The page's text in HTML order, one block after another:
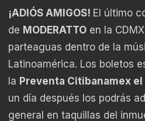
¡ADIÓS AMIGOS! El último
de MODERATTO en la
parteaguas dentro de la
Latinoamérica. Los boletos
la Preventa Citibanamex
un día después los podrás
general en taquillas del